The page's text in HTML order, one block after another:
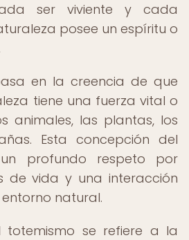
ser viviente y cada
posee un espíritu o
en la creencia de que
tiene una fuerza vital o
animales, las plantas, los
Esta concepción del
profundo respeto por
de vida y una interacción
natural.
se refiere a la